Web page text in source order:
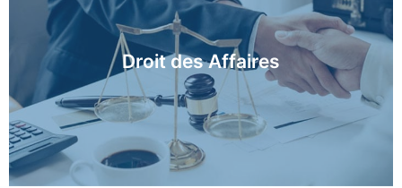
En savoir plus
Droit des Affaires